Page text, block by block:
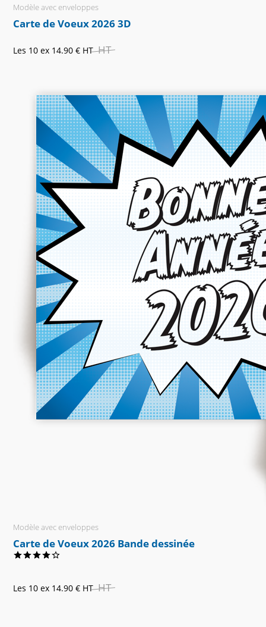
Modèle avec enveloppes
Carte de Voeux 2026 3D
Les 10 ex 14.90 € HT HT
Modèle avec enveloppes
Carte de Voeux 2026 Bande dessinée
Les 10 ex 14.90 € HT HT